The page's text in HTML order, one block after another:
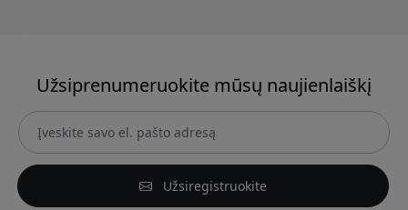
Užsiprenumeruokite mūsų naujienlaiškį
Užsiregistruokite